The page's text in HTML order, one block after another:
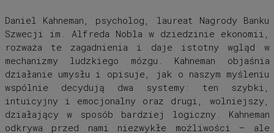
Daniel Kahneman, psycholog, laureat Nagrody Banku
Szwecji im. Alfreda Nobla w dziedzinie ekonomii,
rozważa te zagadnienia i daje istotny wgląd w
mechanizmy ludzkiego mózgu. Kahneman objaśnia
działanie umysłu i opisuje, jak o naszym myśleniu
wspólnie decydują dwa systemy: ten szybki,
intuicyjny i emocjonalny oraz drugi, wolniejszy,
działający w sposób bardziej logiczny. Kahneman
odkrywa przed nami niezwykłe możliwości – ale